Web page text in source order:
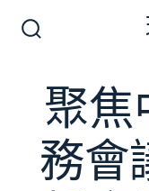
切
換
開
關聚焦
務會